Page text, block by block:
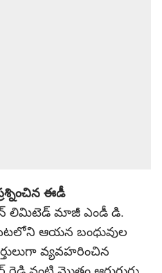
ఈడీ
లిమిటెడ్ మాజీ ఎండీ డి.
ఆయన బంధువుల
వ్యవహరించిన